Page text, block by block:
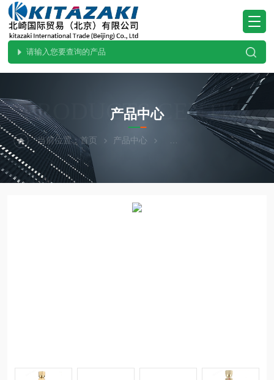
PRODUCTS CENTER
产品中心
当前位置：首页 产品中心 热卖！MAEDAKOKI前田